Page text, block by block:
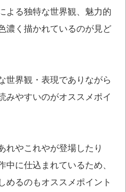
よる独特な世界観、魅力的
濃く描かれているのが見ど
世界観・表現でありながら
みやすいのがオススメポイ
れやこれやが登場したり
中に仕込まれているため、
めるのもオススメポイント